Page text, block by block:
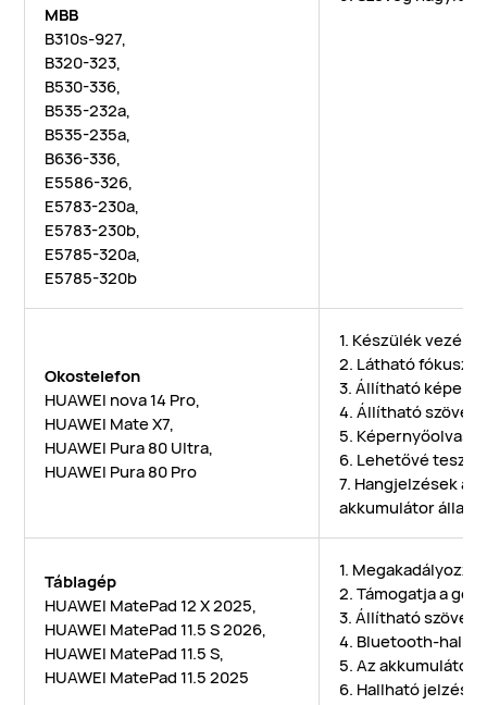
MBB
B310s-927,
B320-323,
B530-336,
B535-232a,
B535-235a,
B636-336,
E5586-326,
E5783-230a,
E5783-230b,
E5785-320a,
E5785-320b
Okostelefon
HUAWEI nova 14 Pro,
HUAWEI Mate X7,
HUAWEI Pura 80 Ultra,
HUAWEI Pura 80 Pro
1. Készülék
2. Látható
3. Állítható
4. Állítható
5. Képernyőolvasó
6. Lehetővé teszi
7. Hangjelzések a
akkumulátor
Táblagép
HUAWEI MatePad 12 X 2025,
HUAWEI MatePad 11.5 S 2026,
HUAWEI MatePad 11.5 S,
HUAWEI MatePad 11.5 2025
1.
2. Támogatja a
3. Állítható
4. Bluetooth-
5. Az akkumulátor
6. Hallható